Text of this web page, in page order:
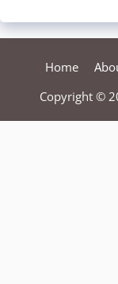
Home
Copyright ©